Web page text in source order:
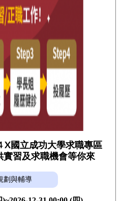
X國立成功大學求職專區
實習及求職機會等你來
劃與輔導